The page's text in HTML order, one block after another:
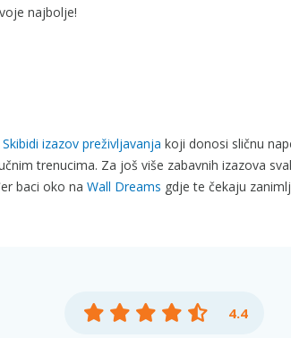
najbolje!
Skibidi izazov preživljavanja koji donosi sličnu
trenucima. Za još više zabavnih izazova
baci oko na Wall Dreams gdje te čekaju
4.4